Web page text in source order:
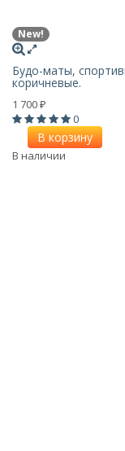
New!
Будо-маты,
коричневые.
1 700 ₽
0
В корзину
В наличии